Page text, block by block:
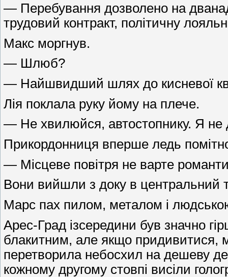
— Перебування дозволено на
трудовий контракт, політичну
Макс моргнув.
— Шлюб?
— Найшвидший шлях до кисневої
Лія поклала руку йому на плече.
— Не хвилюйся, автостопнику. Я не
Прикордонниця вперше ледь
— Місцеве повітря не варте
Вони вийшли з доку в центральний
Марс пах пилом, металом і
Арес-Град ізсередини був значно
блакитним, але якщо придивитися,
перетворила небосхил на дешеву
кожному другому стовпі висіли